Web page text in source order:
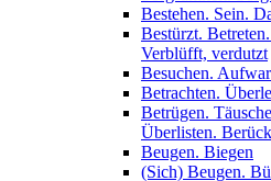
Bestehen. Sein.
Bestürzt.
Verblüfft, verdutzt
Besuchen.
Betrachten.
Betrügen.
Überlisten.
Beugen. Biegen
(Sich) Beugen.